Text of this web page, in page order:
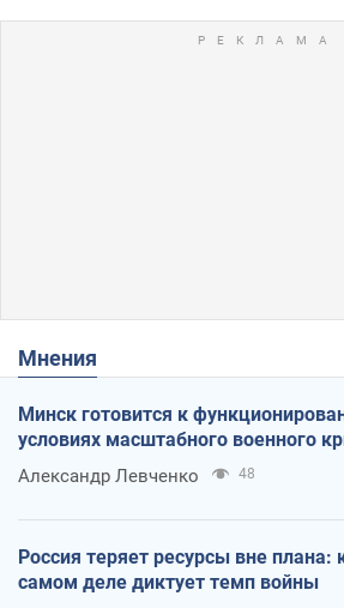
Мнения
Минск готовится к
условиях масштабного военного
Александр Левченко 48
Россия теряет ресурсы вне плана:
самом деле диктует темп войны